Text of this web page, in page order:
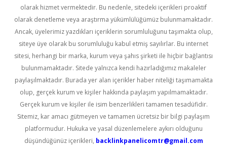
olarak hizmet vermektedir. Bu nedenle, sitedeki içerikleri proaktif
olarak denetleme veya araştırma yükümlülüğümüz bulunmamaktadır.
Ancak, üyelerimiz yazdıkları içeriklerin sorumluluğunu taşımakta olup,
siteye üye olarak bu sorumluluğu kabul etmiş sayılırlar. Bu internet
sitesi, herhangi bir marka, kurum veya şahıs şirketi ile hiçbir bağlantısı
bulunmamaktadır. Sitede yalnızca kendi hazırladığımız makaleler
paylaşılmaktadır. Burada yer alan içerikler haber niteliği taşımamakta
olup, gerçek kurum ve kişiler hakkında paylaşım yapılmamaktadır.
Gerçek kurum ve kişiler ile isim benzerlikleri tamamen tesadüfidir.
Sitemiz, kar amacı gütmeyen ve tamamen ücretsiz bir bilgi paylaşım
platformudur. Hukuka ve yasal düzenlemelere aykırı olduğunu
düşündüğünüz içerikleri, backlinkpanelicomtr@gmail.com